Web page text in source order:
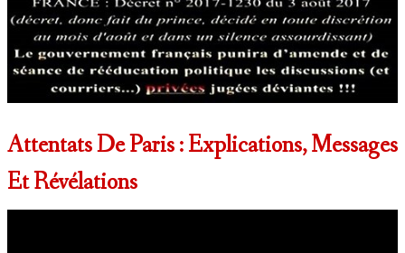
Attentats De Paris : Explications, Messages
Et Révélations